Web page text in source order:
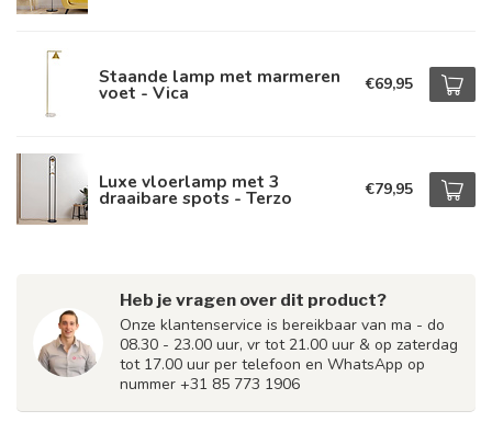
Staande lamp met marmeren
voet - Vica €69,95
Luxe vloerlamp met 3
draaibare spots - Terzo €79,95
Heb je vragen over dit product?
Onze klantenservice is bereikbaar van ma - do
08.30 - 23.00 uur, vr tot 21.00 uur & op zaterdag
tot 17.00 uur per telefoon en WhatsApp op
nummer +31 85 773 1906